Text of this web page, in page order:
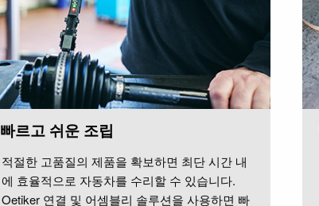
빠르고 쉬운 조립
적절한 고품질의 제품을 확보하면 최단 시간 내
에 효율적으로 자동차를 수리할 수 있습니다.
Oetiker 연결 및 어셈블리 솔루션을 사용하면 빠